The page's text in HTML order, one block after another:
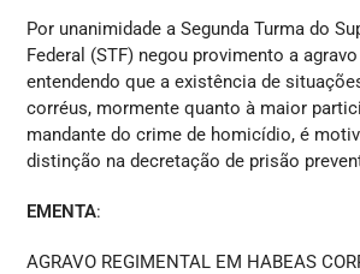
Por unanimidade a Segunda Turma do
Federal (STF) negou provimento a
entendendo que a existência de
corréus, mormente quanto à maior
mandante do crime de homicídio, é
distinção na decretação de prisão
EMENTA:
AGRAVO REGIMENTAL EM HABEAS